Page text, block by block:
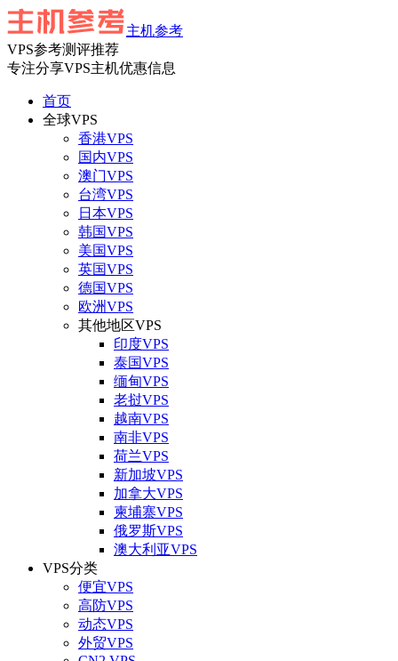
主机参考
VPS参考测评推荐
专注分享VPS主机优惠信息
首页
全球VPS
香港VPS
国内VPS
澳门VPS
台湾VPS
日本VPS
韩国VPS
美国VPS
英国VPS
德国VPS
欧洲VPS
其他地区VPS
印度VPS
泰国VPS
缅甸VPS
老挝VPS
越南VPS
南非VPS
荷兰VPS
新加坡VPS
加拿大VPS
柬埔寨VPS
俄罗斯VPS
澳大利亚VPS
VPS分类
便宜VPS
高防VPS
动态VPS
外贸VPS